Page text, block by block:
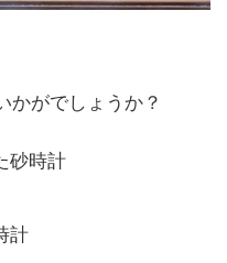
かがでしょうか？
砂時計
計